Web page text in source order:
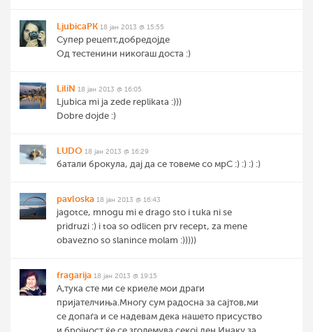
LjubicaPK 18 јан 2013 @ 15:55
Супер рецепт,добредојде
Од тестенини никогаш доста :)
LiliN 18 јан 2013 @ 16:05
Ljubica mi ja zede replikata :)))
Dobre dojde :)
LUDO 18 јан 2013 @ 16:29
батали брокула, дај да се товеме со мрС :) :) :) :)
pavloska 18 јан 2013 @ 16:43
jagotce, mnogu mi e drago sto i tuka ni se
pridruzi :) i toa so odlicen prv recept, za mene
obavezno so slanince molam :)))))
fragarija 18 јан 2013 @ 19:15
А,тука сте ми се криеле мои драги
пријателчиња.Многу сум радосна за сајтов,ми
се допаѓа и се надевам дека нашето присуство